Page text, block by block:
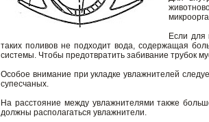
Если для
таких поливов не подходит вода, содержащая
системы. Чтобы предотвратить забивание трубок
Особое внимание при укладке увлажнителей
супесчаных.
На расстояние между увлажнителями также
должны располагаться увлажнители.